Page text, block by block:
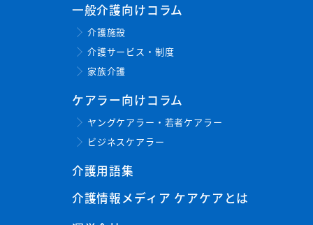
一般介護向けコラム
介護施設
介護サービス・制度
家族介護
ケアラー向けコラム
ヤングケアラー・若者ケアラー
ビジネスケアラー
介護用語集
介護情報メディア ケアケアとは